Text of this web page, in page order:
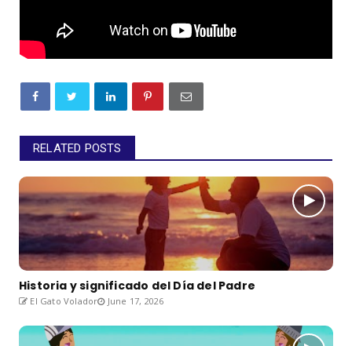
RELATED POSTS
Historia y significado del Día del Padre
El Gato Volador June 17, 2026